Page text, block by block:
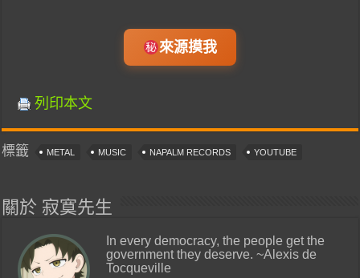
來源摸我
列印本文
標籤 METAL MUSIC NAPALM RECORDS YOUTUBE
關於 寂寞先生
In every democracy, the people get the
government they deserve. ~Alexis de
Tocqueville